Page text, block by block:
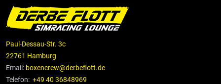
Paul-Dessau-Str. 3c
22761 Hamburg
Email: boxencrew@derbeflott.de
Telefon: +49 40 36848969